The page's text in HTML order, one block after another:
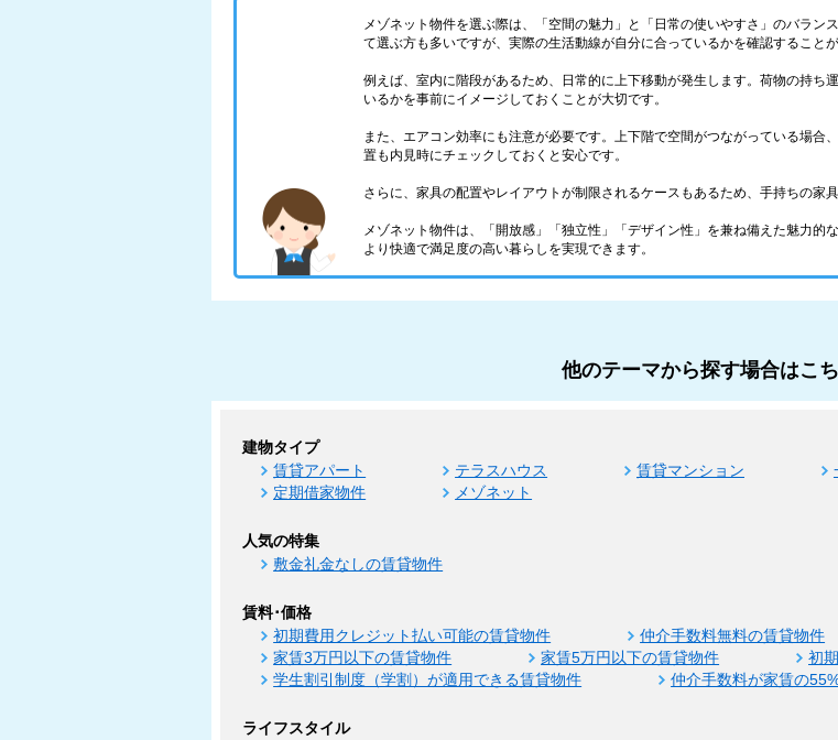
メゾネット物件を選ぶ際は、「空間の魅力」と「日常の使いやすさ」のバラ
て選ぶ方も多いですが、実際の生活動線が自分に合っているかを確認すること
例えば、室内に階段があるため、日常的に上下移動が発生します。荷物の持ち
いるかを事前にイメージしておくことが大切です。
また、エアコン効率にも注意が必要です。上下階で空間がつながっている場
置も内見時にチェックしておくと安心です。
さらに、家具の配置やレイアウトが制限されるケースもあるため、手持ちの家
メゾネット物件は、「開放感」「独立性」「デザイン性」を兼ね備えた魅力的
より快適で満足度の高い暮らしを実現できます。
他のテーマから探す場合はこ
建物タイプ
賃貸アパート テラスハウス 賃貸マンション
定期借家物件
メゾネット
人気の特集
敷金礼金なしの賃貸物件
賃料･価格
初期費用クレジット払い可能の賃貸物件 仲介手数料無料の賃貸物件
家賃3万円以下の賃貸物件
家賃5万円以下の賃貸物件 初
学生割引制度（学割）が適用できる賃貸物件
仲介手数料が家賃の
ライフスタイル